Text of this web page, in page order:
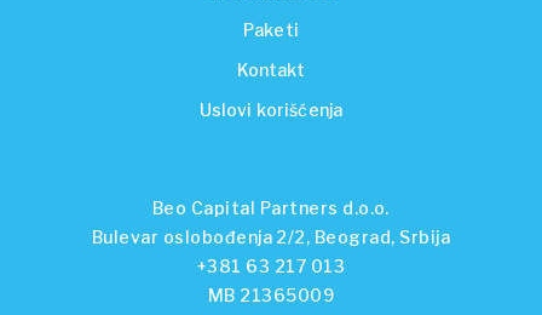
Paketi
Kontakt
Uslovi korišćenja
Beo Capital Partners d.o.o.
Bulevar oslobođenja 2/2, Beograd, Srbija
+381 63 217 013
MB 21365009